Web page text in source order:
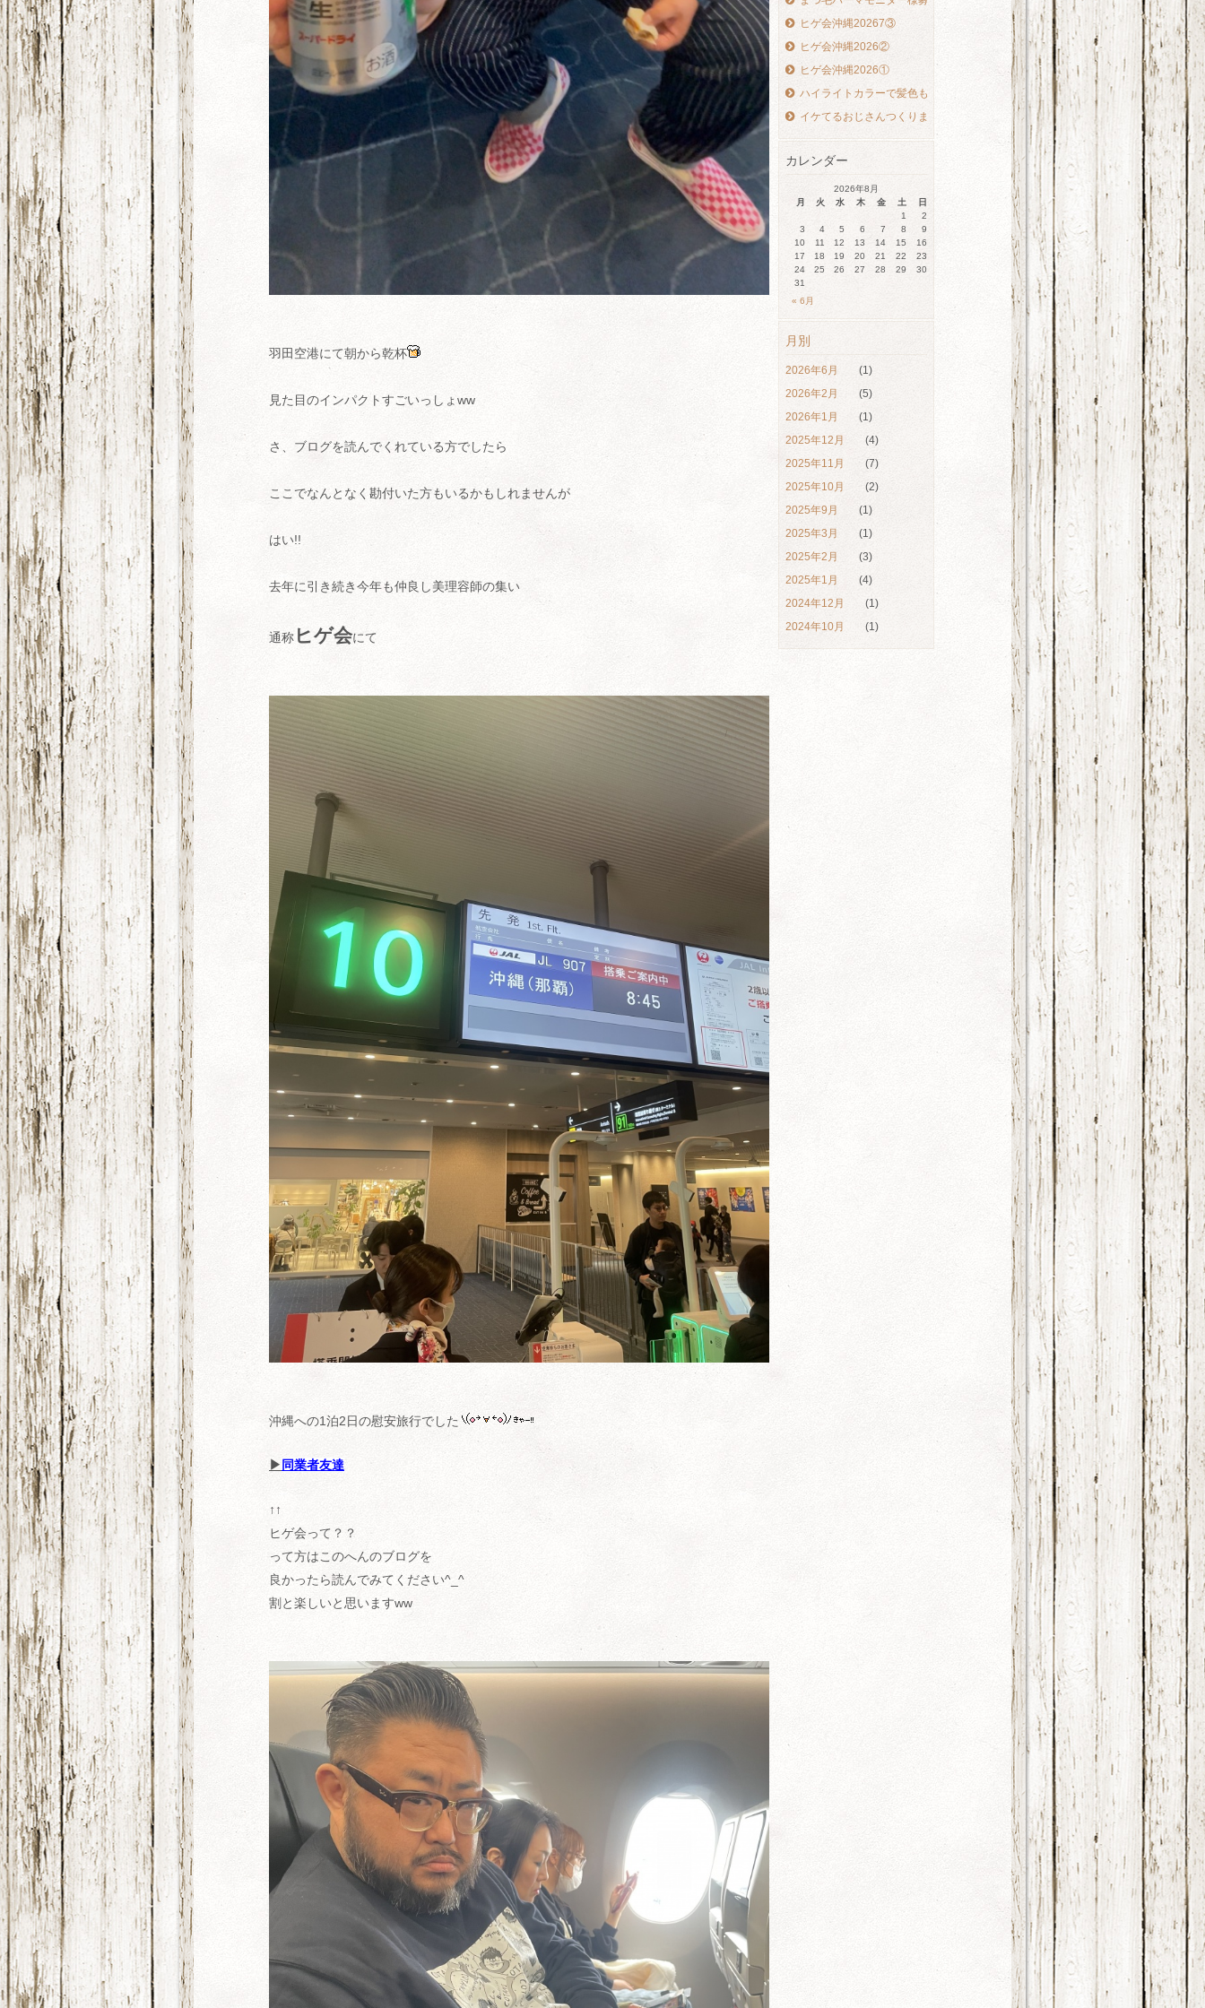
羽田空港にて朝から乾杯
見た目のインパクトすごいっしょww
さ、ブログを読んでくれている方でしたら
ここでなんとなく勘付いた方もいるかもしれませんが
はい!!
去年に引き続き今年も仲良し美理容師の集い
通称 ヒゲ会にて
沖縄への1泊2日の慰安旅行でした
▶︎同業者友達
↑↑
ヒゲ会って？？
って方はこのへんのブログを
良かったら読んでみてください^_^
割と楽しいと思いますww
ヒゲ会沖縄20267③
ヒゲ会沖縄2026②
ヒゲ会沖縄2026①
ハイライトカラーで髪色も気分も明るくしましょう♪
イケてるおじさんつくります✨✨
カレンダー
2026年8月
月
火 水 木 金 土 日
« 6月
1
2
3
4 5 6 7 8
9
10
11 12 13 14 15
16
17
18 19 20 21 22
23
24
25 26 27 28 29
30
31
月別
2026年6月
(1)
2026年2月
(5)
2026年1月
(1)
2025年12月
(4)
2025年11月
(7)
2025年10月
(2)
2025年9月
(1)
2025年3月
(1)
2025年2月
(3)
2025年1月
(4)
2024年12月
(1)
2024年10月
(1)